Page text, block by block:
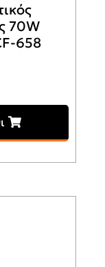
70W
658